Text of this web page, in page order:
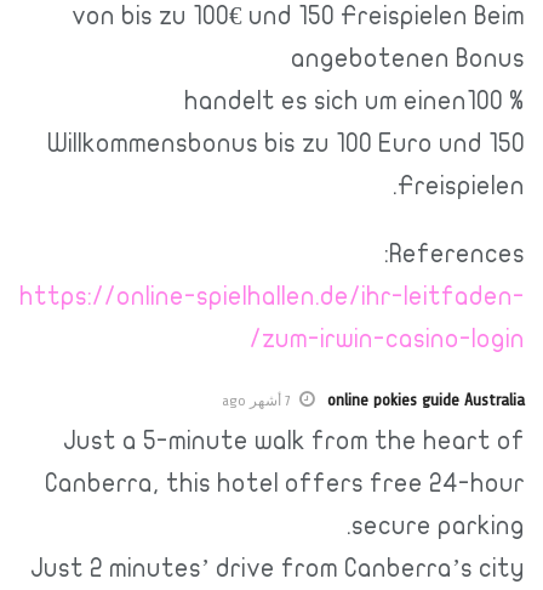
von bis zu 100€ und 150 Freispielen Beim
angebotenen Bonus
handelt es sich um einen100 %
Willkommensbonus bis zu 100 Euro und 150
Freispielen.
References:
https://online-spielhallen.de/ihr-leitfaden-
zum-irwin-casino-login/
online pokies guide Australia 7 أشهر ago
Just a 5-minute walk from the heart of
Canberra, this hotel offers free 24-hour
secure parking.
Just 2 minutes’ drive from Canberra’s city